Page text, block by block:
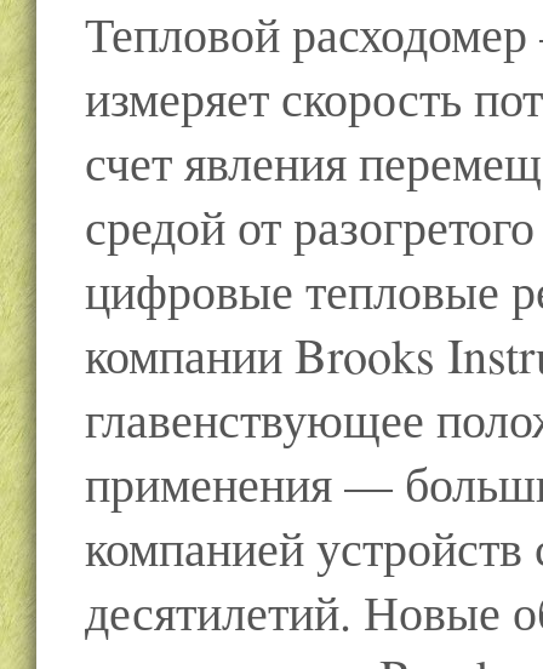
Тепловой
измеряет скорость
счет явления
средой от
цифровые тепловые
компании Brooks
главенствующее
применения —
компанией
десятилетий. Новые